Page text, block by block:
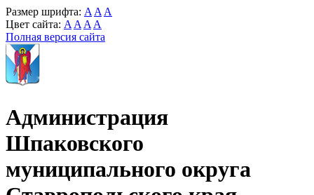
Размер шрифта: A A A
Цвет сайта: A A A A
Полная версия сайта
Администрация
Шпаковского
муниципального округа